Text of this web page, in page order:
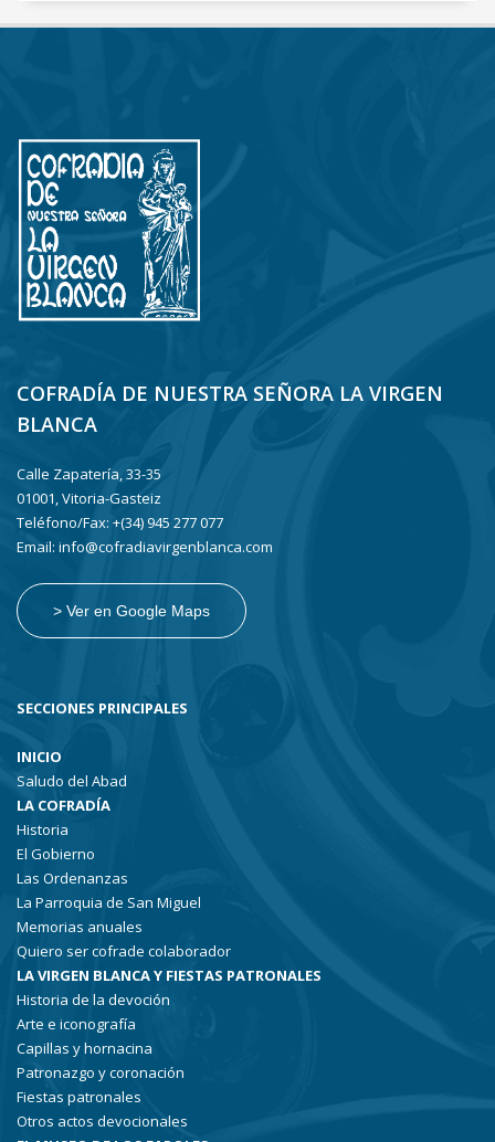
COFRADÍA DE NUESTRA SEÑORA LA VIRGEN
BLANCA
Calle Zapatería, 33-35
01001, Vitoria-Gasteiz
Teléfono/Fax: +(34) 945 277 077
Email: info@cofradiavirgenblanca.com
> Ver en Google Maps
SECCIONES PRINCIPALES
INICIO
Saludo del Abad
LA COFRADÍA
Historia
El Gobierno
Las Ordenanzas
La Parroquia de San Miguel
Memorias anuales
Quiero ser cofrade colaborador
LA VIRGEN BLANCA Y FIESTAS PATRONALES
Historia de la devoción
Arte e iconografía
Capillas y hornacina
Patronazgo y coronación
Fiestas patronales
Otros actos devocionales